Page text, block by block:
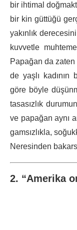
bir ihtimal
bir kin güttüğü
yakınlık
kuvvetle
Papağan da
de yaşlı kadının
göre böyle
tasasızlık
ve papağan aynı
gamsızlıkla,
Neresinden
2. “Amerika